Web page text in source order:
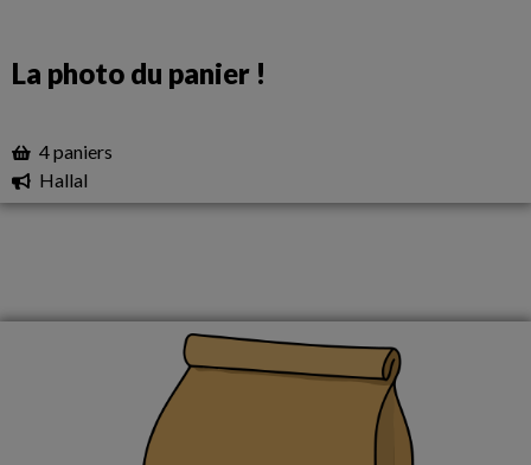
La photo du panier !
4 paniers
Hallal